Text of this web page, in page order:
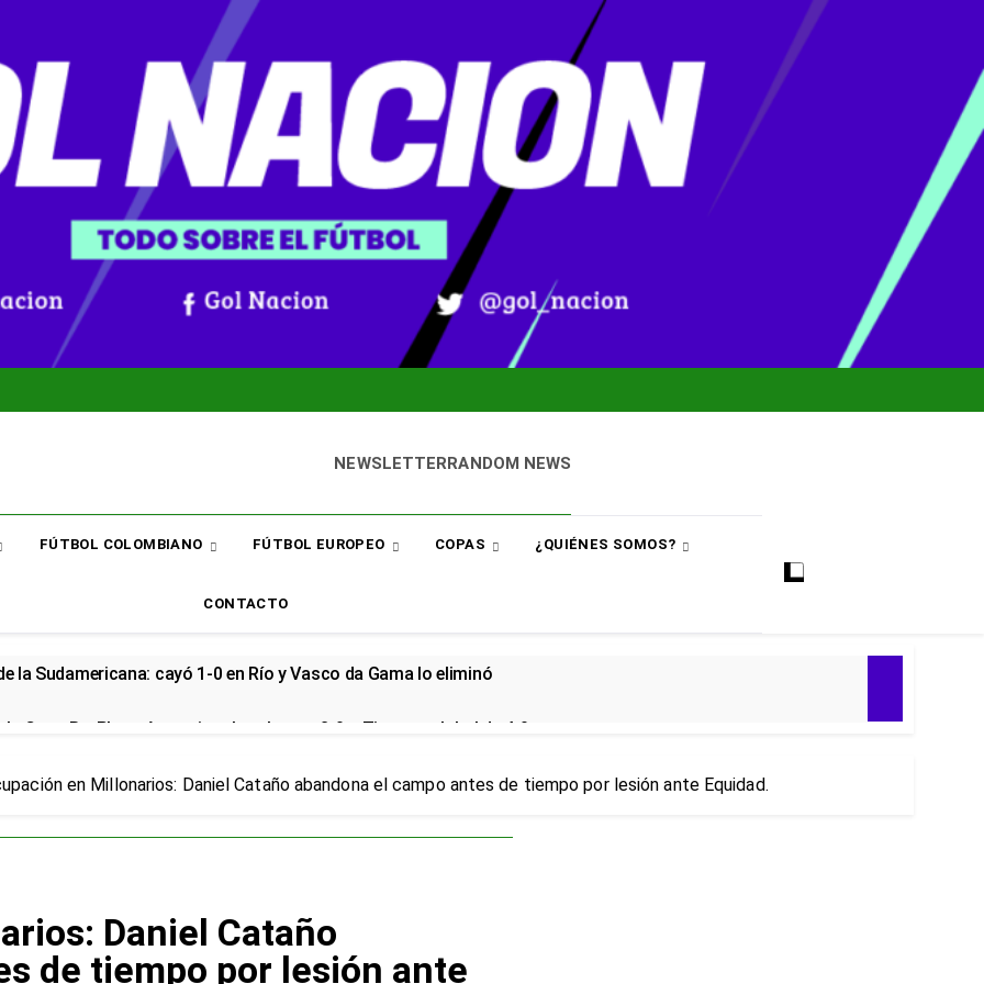
NEWSLETTERRANDOM NEWS
FÚTBOL COLOMBIANO FÚTBOL EUROPEO COPAS ¿QUIÉNES SOMOS?
CONTACTO
la Sudamericana: cayó 1-0 en Río y Vasco da Gama lo eliminó
la Copa BetPlay y Armani vuelve al arco: 2-0 a Tigres y global de 4-0
renovó con la Selección Colombia y seguirá rumbo al Mundial 2030
en el Arsenal: el sudamericano se queda en el campeón de la Premier
así quedó la Liga BetPlay tras la fecha 2
en Millonarios: Daniel Cataño abandona el campo antes de tiempo por lesión ante Equidad.
Daniel Cataño
de tiempo por lesión ante